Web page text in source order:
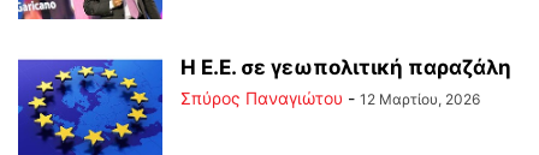
Η Ε.Ε. σε γεωπολιτική παραζάλη
Σπύρος Παναγιώτου - 12 Μαρτίου, 2026